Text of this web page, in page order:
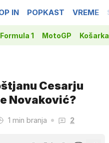
IN POPKAST VREME
Formula 1 MotoGP Košarka
Cesarju
Novaković?
1 min branja 2